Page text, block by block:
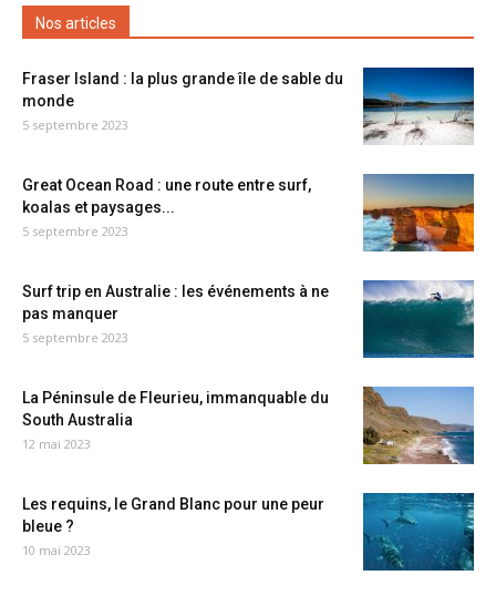
Nos articles
Fraser Island : la plus grande île de sable du
monde
5 septembre 2023
Great Ocean Road : une route entre surf,
koalas et paysages...
5 septembre 2023
Surf trip en Australie : les événements à ne
pas manquer
5 septembre 2023
La Péninsule de Fleurieu, immanquable du
South Australia
12 mai 2023
Les requins, le Grand Blanc pour une peur
bleue ?
10 mai 2023